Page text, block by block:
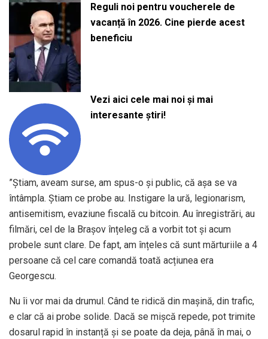
Reguli noi pentru voucherele de
vacanță în 2026. Cine pierde acest
beneficiu
Vezi aici cele mai noi și mai
interesante știri!
”Știam, aveam surse, am spus-o și public, că așa se va
întâmpla. Știam ce probe au. Instigare la ură, legionarism,
antisemitism, evaziune fiscală cu bitcoin. Au înregistrări, au
filmări, cel de la Brașov înțeleg că a vorbit tot și acum
probele sunt clare. De fapt, am înțeles că sunt mărturiile a 4
persoane că cel care comandă toată acțiunea era
Georgescu.
Nu îi vor mai da drumul. Când te ridică din mașină, din trafic,
e clar că ai probe solide. Dacă se mișcă repede, pot trimite
dosarul rapid în instanță și se poate da deja, până în mai, o